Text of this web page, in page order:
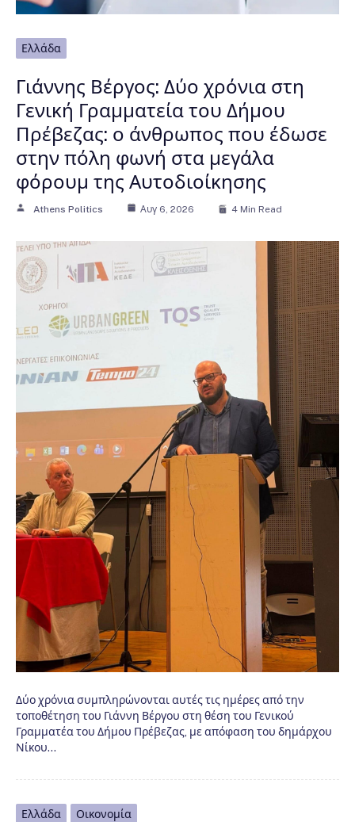
Ελλάδα
Γιάννης Βέργος: Δύο χρόνια στη
Γενική Γραμματεία του Δήμου
Πρέβεζας: ο άνθρωπος που έδωσε
στην πόλη φωνή στα μεγάλα
φόρουμ της Αυτοδιοίκησης
Athens Politics Αυγ 6, 2026 4 Min Read
Δύο χρόνια συμπληρώνονται αυτές τις ημέρες από την
τοποθέτηση του Γιάννη Βέργου στη θέση του Γενικού
Γραμματέα του Δήμου Πρέβεζας, με απόφαση του δημάρχου
Νίκου…
Ελλάδα Οικονομία